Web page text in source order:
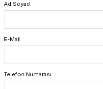
Ad Soyad
E-Mail
Telefon Numarası